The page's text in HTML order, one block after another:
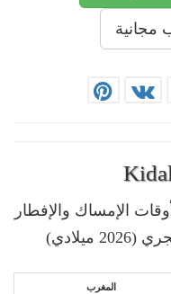
مجانية
الإمساك والإفطار
المغرب